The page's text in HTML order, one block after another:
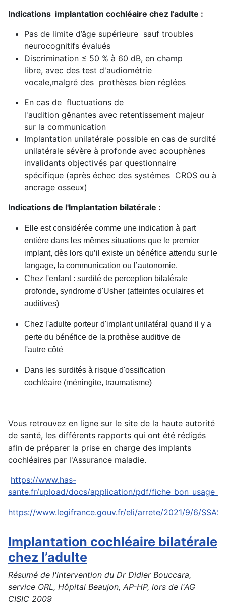
Indications implantation cochléaire chez l’adulte :
Pas de limite d’âge supérieure sauf troubles
neurocognitifs évalués
Discrimination ≤ 50 % à 60 dB, en champ
libre, avec des test d'audiométrie
vocale,malgré des prothèses bien réglées
En cas de fluctuations de
l'audition gênantes avec retentissement majeur
sur la communication
Implantation unilatérale possible en cas de surdité
unilatérale sévère à profonde avec acouphènes
invalidants objectivés par questionnaire
spécifique (après échec des systémes CROS ou à
ancrage osseux)
Indications de l'Implantation bilatérale :
Elle est considérée comme une indication à part
entière dans les mêmes situations que le premier
implant, dès lors qu’il existe un bénéfice attendu sur le
langage, la communication ou l’autonomie.
Chez l'enfant : surdité de perception bilatérale
profonde, syndrome d'Usher (atteintes oculaires et
auditives)
Chez l'adulte porteur d'implant unilatéral quand il y a
perte du bénéfice de la prothèse auditive de
l'autre côté
Dans les surdités à risque d'ossification
cochléaire (méningite, traumatisme)
Vous retrouvez en ligne sur le site de la haute autorité
de santé, les différents rapports qui ont été rédigés
afin de préparer la prise en charge des implants
cochléaires par l'Assurance maladie.
https://www.has-
sante.fr/upload/docs/application/pdf/
https://www.legifrance.gouv.fr/eli/arrete/2021/9/6/
Implantation cochléaire bilatérale
chez l’adulte
Résumé de l'intervention du Dr Didier Bouccara,
service ORL, Hôpital Beaujon, AP-HP, lors de l'AG
CISIC 2009